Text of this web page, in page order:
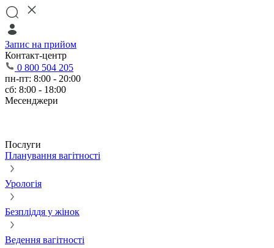
Запис на прийом
Контакт-центр
0 800 504 205
пн-пт: 8:00 - 20:00
сб: 8:00 - 18:00
Месенджери
Послуги
Планування вагітності
Урологія
Безпліддя у жінок
Ведення вагітності